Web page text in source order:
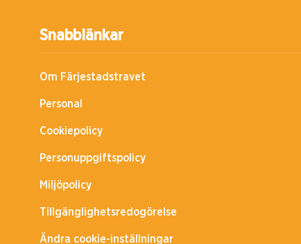
Snabblänkar
Om Färjestadstravet
Personal
Cookiepolicy
Personuppgiftspolicy
Miljöpolicy
Tillgänglighetsredogörelse
Ändra cookie-inställningar